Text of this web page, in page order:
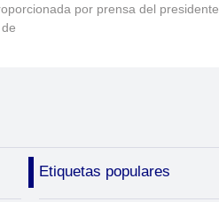
por prensa del presidente
Etiquetas populares